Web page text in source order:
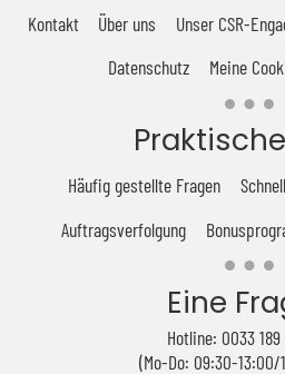
Kontakt Über uns Unser CSR-
Datenschutz
Meine
Häufig gestellte Fragen
Auftragsverfolgung
Eine
Hotline: 0033
(Mo-Do: 09:30-13:00/